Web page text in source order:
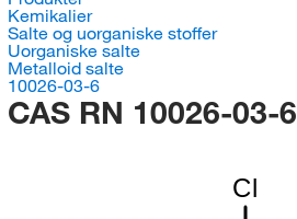
Kemikalier
Salte og uorganiske stoffer
Uorganiske salte
Metalloid salte
10026-03-6
CAS RN 10026-03-6
Cl